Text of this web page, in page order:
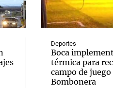
Deportes
Boca
térmica para
campo de juego
Bombonera